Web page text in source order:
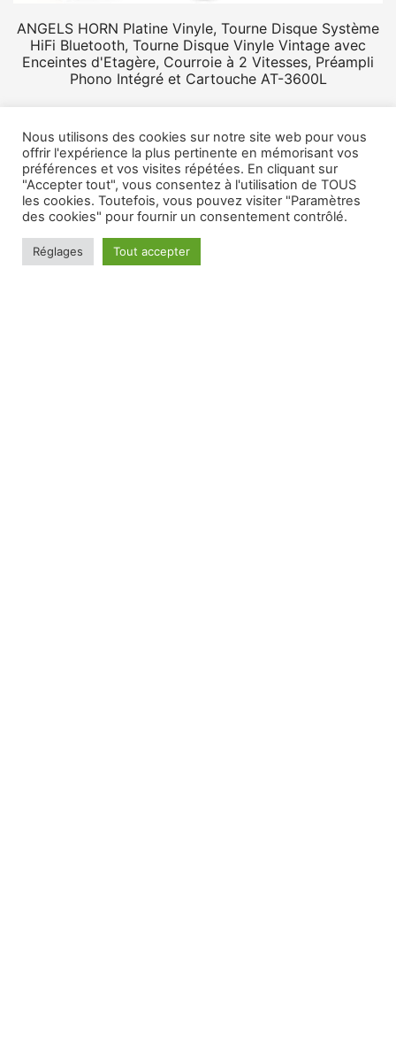
ANGELS HORN Platine Vinyle, Tourne Disque Système
HiFi Bluetooth, Tourne Disque Vinyle Vintage avec
Enceintes d'Etagère, Courroie à 2 Vitesses, Préampli
Phono Intégré et Cartouche AT-3600L
Nous utilisons des cookies sur notre site web pour vous
offrir l'expérience la plus pertinente en mémorisant vos
préférences et vos visites répétées. En cliquant sur
"Accepter tout", vous consentez à l'utilisation de TOUS
les cookies. Toutefois, vous pouvez visiter "Paramètres
des cookies" pour fournir un consentement contrôlé.
Réglages Tout accepter